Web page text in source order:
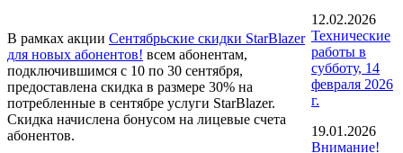
В рамках акции Сентябрьские скидки StarBlazer
для новых абонентов! всем абонентам,
подключившимся с 10 по 30 сентября,
предоставлена скидка в размере 30% на
потребленные в сентябре услуги StarBlazer.
Скидка начислена бонусом на лицевые счета
абонентов.
12.02.2026
Технические
работы в
субботу, 14
февраля 2026
г.
19.01.2026
Внимание!